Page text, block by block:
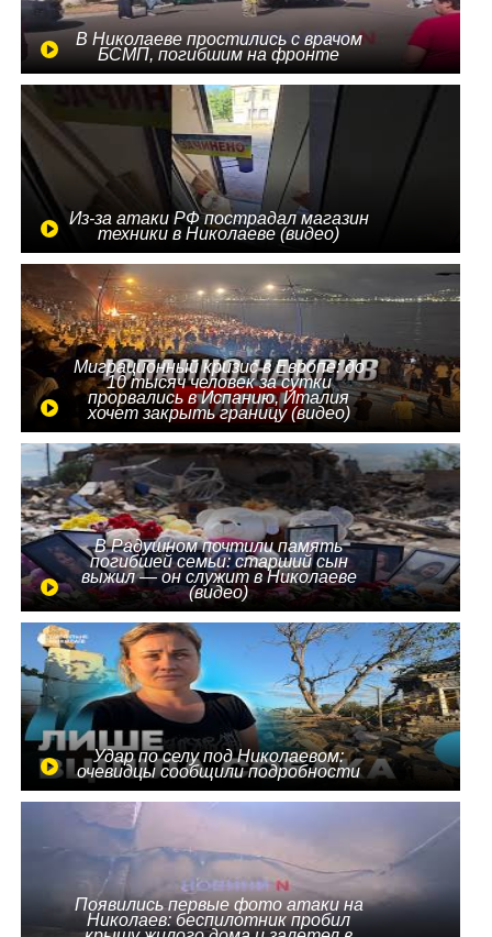
В Николаеве простились с врачом
БСМП, погибшим на фронте
Из-за атаки РФ пострадал магазин
техники в Николаеве (видео)
Миграционный кризис в Европе: до
10 тысяч человек за сутки
прорвались в Испанию, Италия
хочет закрыть границу (видео)
В Радушном почтили память
погибшей семьи: старший сын
выжил — он служит в Николаеве
(видео)
Удар по селу под Николаевом:
очевидцы сообщили подробности
Появились первые фото атаки на
Николаев: беспилотник пробил